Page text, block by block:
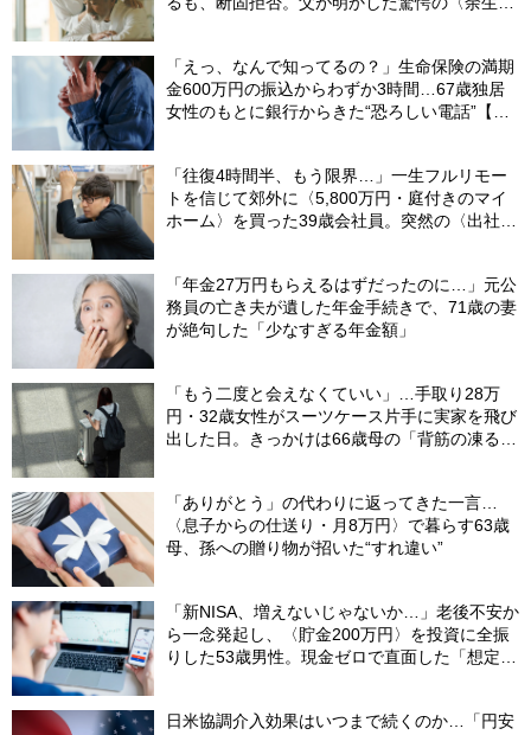
「えっ、なんで知ってるの？」生命保険の満期
金600万円の振込からわずか3時間…67歳独居
女性のもとに銀行からきた“恐ろしい電話”【FP
「往復4時間半、もう限界…」一生フルリモー
トを信じて郊外に〈5,800万円・庭付きのマイ
ホーム〉を買った39歳会社員。突然の〈出社
「年金27万円もらえるはずだったのに…」元公
務員の亡き夫が遺した年金手続きで、71歳の妻
が絶句した「少なすぎる年金額」
「もう二度と会えなくていい」…手取り28万
円・32歳女性がスーツケース片手に実家を飛び
出した日。きっかけは66歳母の「背筋の凍る一
「ありがとう」の代わりに返ってきた一言…
〈息子からの仕送り・月8万円〉で暮らす63歳
母、孫への贈り物が招いた“すれ違い”
「新NISA、増えないじゃないか…」老後不安か
ら一念発起し、〈貯金200万円〉を投資に全振
りした53歳男性。現金ゼロで直面した「想定外
日米協調介入効果はいつまで続くのか…「円安